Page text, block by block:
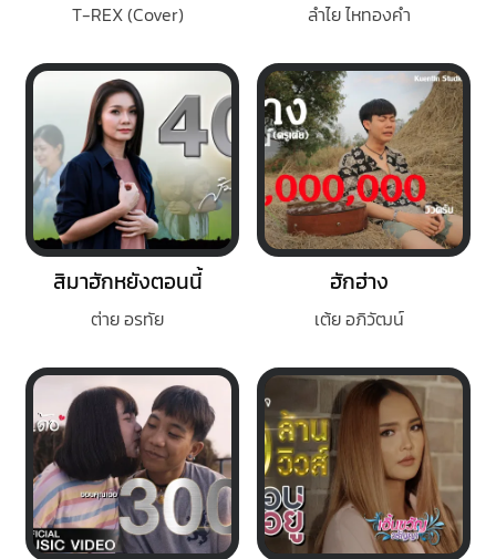
T-REX (Cover) ลำไย ไหทองคำ
สิมาฮักหยังตอนนี้
ต่าย อรทัย
ฮักฮ่าง
เต้ย อภิวัฒน์